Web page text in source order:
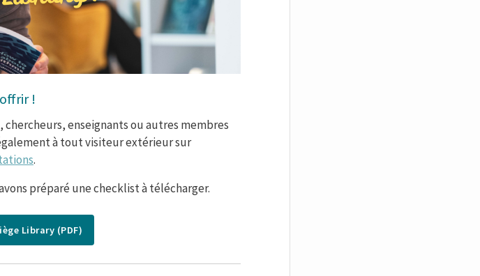
!
enseignants ou autres membres
à tout visiteur extérieur sur
.
préparé une checklist à télécharger.
Library (PDF)